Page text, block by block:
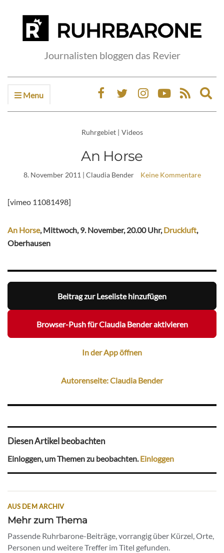
Journalisten bloggen das Revier
Menu
Ruhrgebiet | Videos
An Horse
8. November 2011 | Claudia Bender Keine Kommentare
[vimeo 11081498]
An Horse, Mittwoch, 9. November, 20.00 Uhr,Druckluft,
Oberhausen
Beitrag zur Leseliste hinzufügen
Browser-Push für Claudia Bender aktivieren
In der App öffnen
Autorenseite: Claudia Bender
Diesen Artikel beobachten
Einloggen, um Themen zu beobachten.Einloggen
AUS DEM ARCHIV
Mehr zum Thema
Passende Ruhrbarone-Beiträge, vorrangig über Kürzel, Orte,
Personen und weitere Treffer im Titel gefunden.